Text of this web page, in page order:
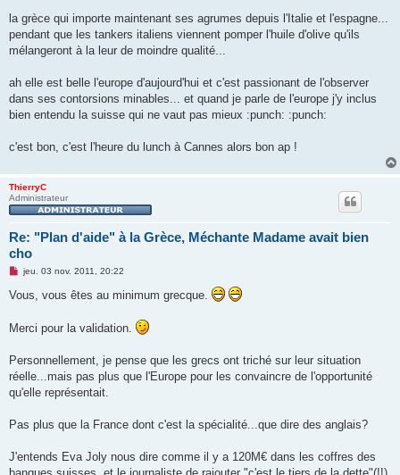
la grèce qui importe maintenant ses agrumes depuis l'Italie et l'espagne...
pendant que les tankers italiens viennent pomper l'huile d'olive qu'ils
mélangeront à la leur de moindre qualité...
ah elle est belle l'europe d'aujourd'hui et c'est passionant de l'observer
dans ses contorsions minables... et quand je parle de l'europe j'y inclus
bien entendu la suisse qui ne vaut pas mieux :punch: :punch:
c'est bon, c'est l'heure du lunch à Cannes alors bon ap !
ThierryC
Administrateur
Re: "Plan d'aide" à la Grèce, Méchante Madame avait bien
cho
M
s
s
e
n
l
u
jeu. 03 nov. 2011, 20:22
Vous, vous êtes au minimum grecque.
Merci pour la validation.
Personnellement, je pense que les grecs ont triché sur leur situation
réelle...mais pas plus que l'Europe pour les convaincre de l'opportunité
qu'elle représentait.
Pas plus que la France dont c'est la spécialité...que dire des anglais?
J'entends Eva Joly nous dire comme il y a 120M€ dans les coffres des